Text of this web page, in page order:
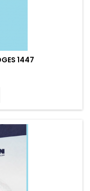
1447